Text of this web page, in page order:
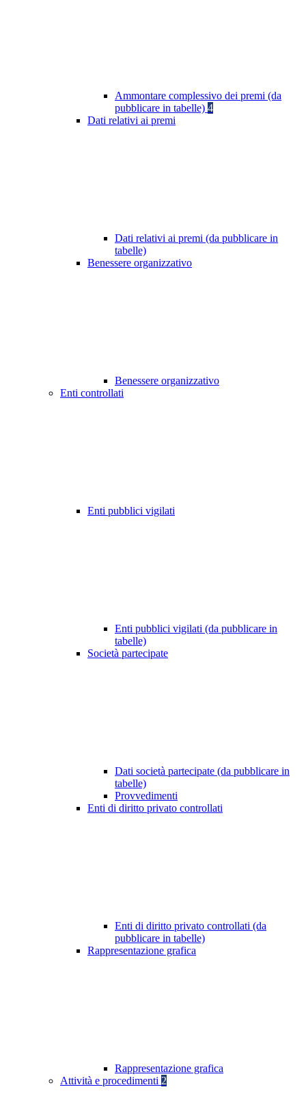
Ammontare complessivo dei premi (da
pubblicare in tabelle) 4
Dati relativi ai premi
Dati relativi ai premi (da pubblicare in
tabelle)
Benessere organizzativo
Benessere organizzativo
Enti controllati
Enti pubblici vigilati
Enti pubblici vigilati (da pubblicare in
tabelle)
Società partecipate
Dati società partecipate (da pubblicare in
tabelle)
Provvedimenti
Enti di diritto privato controllati
Enti di diritto privato controllati (da
pubblicare in tabelle)
Rappresentazione grafica
Rappresentazione grafica
Attività e procedimenti 2